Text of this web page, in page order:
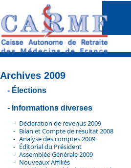
Archives 2009
Élections
Informations diverses
Déclaration de revenus 2009
Bilan et Compte de résultat 2008
Analyse des comptes 2009
Éditorial du Président
Assemblée Générale 2009
Nouveaux Affiliés